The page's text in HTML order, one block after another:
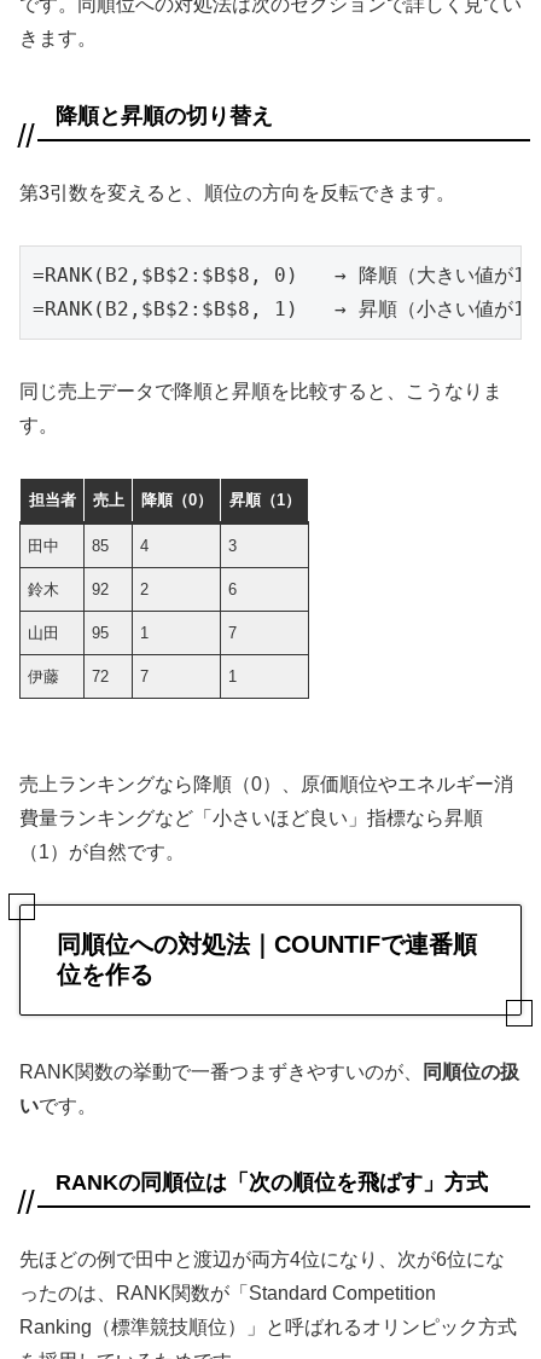
です。同順位への対処法は次のセクションで詳しく見てい
きます。
降順と昇順の切り替え
第3引数を変えると、順位の方向を反転できます。
=RANK(B2,$B$2:$B$8, 0)   → 降順（大きい値が1
=RANK(B2,$B$2:$B$8, 1)   → 昇順（小さい値が1
同じ売上データで降順と昇順を比較すると、こうなりま
す。
担当者 売上 降順（0） 昇順（1）
田中 85 4 3
鈴木 92 2 6
山田 95 1 7
伊藤 72 7 1
売上ランキングなら降順（0）、原価順位やエネルギー消
費量ランキングなど「小さいほど良い」指標なら昇順
（1）が自然です。
同順位への対処法｜COUNTIFで連番順
位を作る
RANK関数の挙動で一番つまずきやすいのが、
同順位の扱
いです。
RANKの同順位は「次の順位を飛ばす」方式
先ほどの例で田中と渡辺が両方4位になり、次が6位にな
ったのは、RANK関数が「Standard Competition
Ranking（標準競技順位）」と呼ばれるオリンピック方式